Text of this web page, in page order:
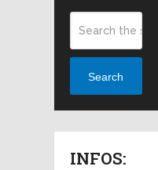
Search
INFOS: